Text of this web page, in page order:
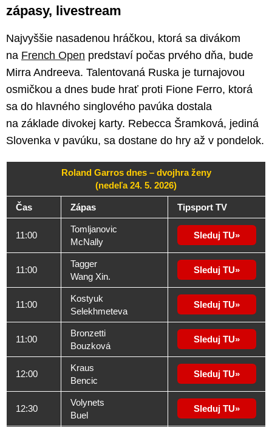
zápasy, livestream
Najvyššie nasadenou hráčkou, ktorá sa divákom
na French Open predstaví počas prvého dňa, bude
Mirra Andreeva. Talentovaná Ruska je turnajovou
osmičkou a dnes bude hrať proti Fione Ferro, ktorá
sa do hlavného singlového pavúka dostala
na základe divokej karty. Rebecca Šramková, jediná
Slovenka v pavúku, sa dostane do hry až v pondelok.
Roland Garros dnes – dvojhra ženy
(nedeľa 24. 5. 2026)
Čas Zápas Tipsport TV
11:00
Tomljanovic
McNally
Sleduj TU
11:00
Tagger
Wang Xin.
Sleduj TU
11:00
Kostyuk
Selekhmeteva
Sleduj TU
11:00
Bronzetti
Bouzková
Sleduj TU
12:00
Kraus
Bencic
Sleduj TU
12:30
Volynets
Buel
Sleduj TU